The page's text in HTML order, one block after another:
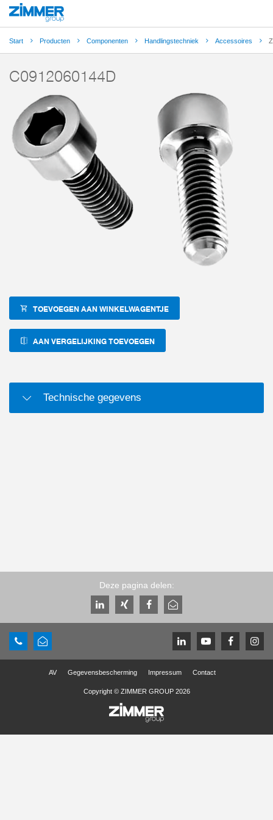
Start Producten Componenten Handlingstechniek Accessoires
C0912060144D
TOEVOEGEN AAN WINKELWAGENTJE
AAN VERGELIJKING TOEVOEGEN
Technische gegevens
Deze pagina delen:
AV Gegevensbescherming Impressum Contact
Copyright © ZIMMER GROUP 2026